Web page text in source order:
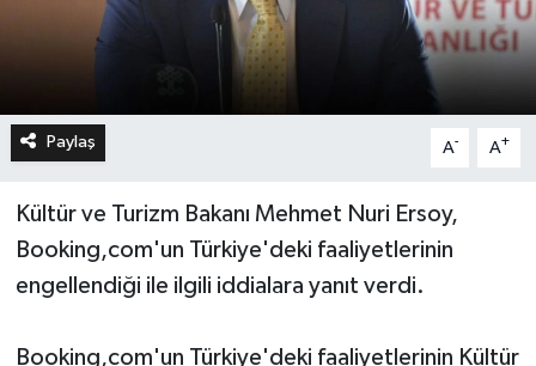
Paylaş A- A+
Kültür ve Turizm Bakanı Mehmet Nuri Ersoy,
Booking,com'un Türkiye'deki faaliyetlerinin
engellendiği ile ilgili iddialara yanıt verdi.
Booking,com'un Türkiye'deki faaliyetlerinin Kültür